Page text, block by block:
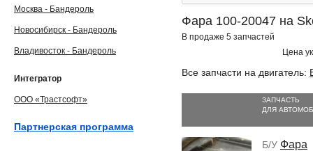
Фара 100-20047 на
В продаже 5 запчастей
Цена
Все запчасти на двигатель:
ЗАПЧАСТЬ
ДЛЯ
Б/У Фара
Москва - Бандероль
Новосибирск - Бандероль
Владивосток - Бандероль
Интегратор
ООО «Трастсофт»
Партнерская программа